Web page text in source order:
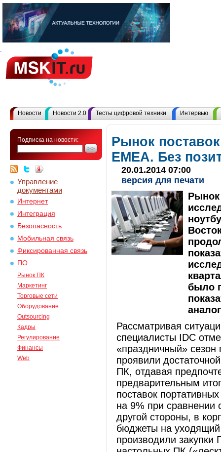
Новости Новости 2.0 Тесты цифровой техники Интервью
Подписка на новости:
Управление
документами
Интернет
Интеграция
Безопасность
Мобильная связь
Фиксированная связь
ПО
Рынок ПК
Маркетинг
Торговые сети
Оборудование
Outsourcing
Кадры
Регулирование
Финансы
Web
Рынок
EMEA. Без
20.01.2014 07:00
версия для печати
Рынок
было
Рассматривая
специалисты IDC
«праздничный» сезон
проявили
ПК, отдавая
предварительным
поставок
на 9% при сравнении
другой стороны, в
бюджеты на уходящий
производили